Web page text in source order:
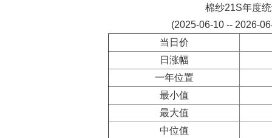
棉纱21S年度
(2025-06-10 -- 2026-
当日价
日涨幅
一年位置
最小值
最大值
中位值